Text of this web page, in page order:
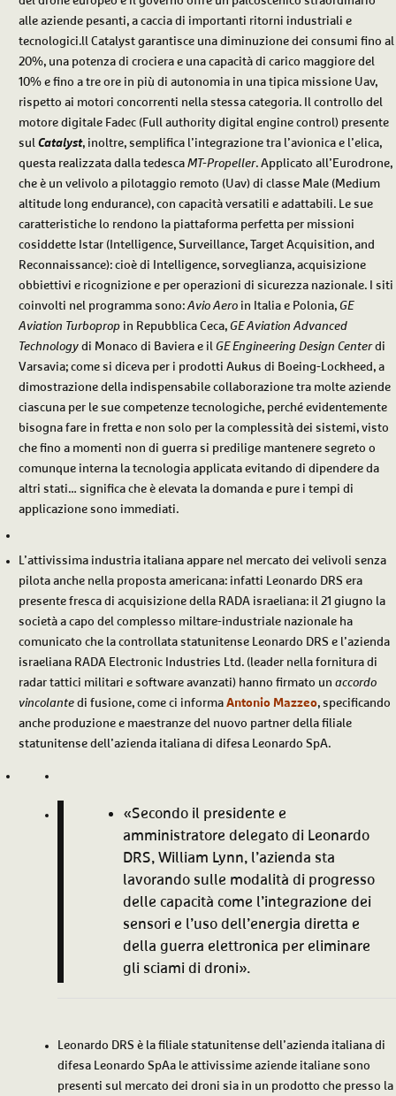
alle aziende pesanti, a caccia di importanti ritorni industriali e
tecnologici.ll Catalyst garantisce una diminuzione dei consumi fino al
20%, una potenza di crociera e una capacità di carico maggiore del
10% e fino a tre ore in più di autonomia in una tipica missione Uav,
rispetto ai motori concorrenti nella stessa categoria. Il controllo del
motore digitale Fadec (Full authority digital engine control) presente
sul Catalyst, inoltre, semplifica l’integrazione tra l’avionica e l’elica,
questa realizzata dalla tedesca MT-Propeller. Applicato all’Eurodrone,
che è un velivolo a pilotaggio remoto (Uav) di classe Male (Medium
altitude long endurance), con capacità versatili e adattabili. Le sue
caratteristiche lo rendono la piattaforma perfetta per missioni
cosiddette Istar (Intelligence, Surveillance, Target Acquisition, and
Reconnaissance): cioè di Intelligence, sorveglianza, acquisizione
obbiettivi e ricognizione e per operazioni di sicurezza nazionale. I siti
coinvolti nel programma sono: Avio Aero in Italia e Polonia, GE
Aviation Turboprop in Repubblica Ceca, GE Aviation Advanced
Technology di Monaco di Baviera e il GE Engineering Design Centerdi
Varsavia; come si diceva per i prodotti Aukus di Boeing-Lockheed, a
dimostrazione della indispensabile collaborazione tra molte aziende
ciascuna per le sue competenze tecnologiche, perché evidentemente
bisogna fare in fretta e non solo per la complessità dei sistemi, visto
che fino a momenti non di guerra si predilige mantenere segreto o
comunque interna la tecnologia applicata evitando di dipendere da
altri stati… significa che è elevata la domanda e pure i tempi di
applicazione sono immediati.
L’attivissima industria italiana appare nel mercato dei velivoli senza
pilota anche nella proposta americana: infatti Leonardo DRS era
presente fresca di acquisizione della RADA israeliana: il 21 giugno la
società a capo del complesso miltare-industriale nazionale ha
comunicato che la controllata statunitense Leonardo DRS e l’azienda
israeliana RADA Electronic Industries Ltd. (leader nella fornitura di
radar tattici militari e software avanzati) hanno firmato un accordo
vincolante di fusione, come ci informa Antonio Mazzeo, specificando
anche produzione e maestranze del nuovo partner della filiale
statunitense dell’azienda italiana di difesa Leonardo SpA.
«Secondo il presidente e
amministratore delegato di Leonardo
DRS, William Lynn, l’azienda sta
lavorando sulle modalità di progresso
delle capacità come l’integrazione dei
sensori e l’uso dell’energia diretta e
della guerra elettronica per eliminare
gli sciami di droni».
Leonardo DRS è la filiale statunitense dell’azienda italiana di
difesa Leonardo SpAa le attivissime aziende italiane sono
presenti sul mercato dei droni sia in un prodotto che presso la